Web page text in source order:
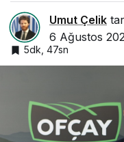
Umut Çelik
6 Ağustos
5dk, 47sn